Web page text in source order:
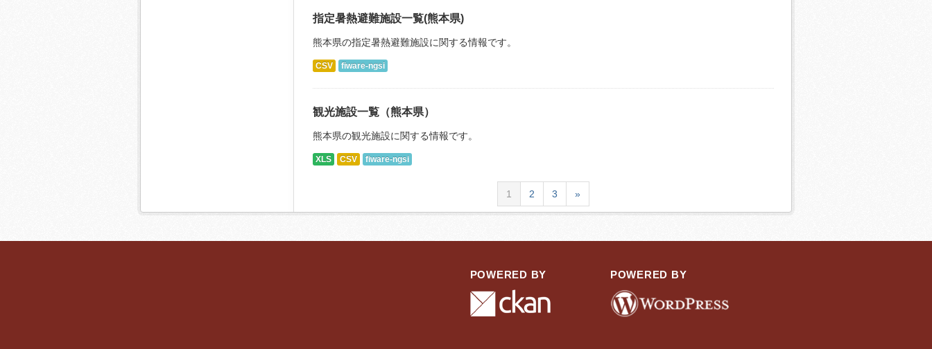
指定暑熱避難施設一覧(熊本県)
熊本県の指定暑熱避難施設に関する情報です。
CSV fiware-ngsi
観光施設一覧（熊本県）
熊本県の観光施設に関する情報です。
XLS CSV fiware-ngsi
1 2 3 »
POWERED BY POWERED BY